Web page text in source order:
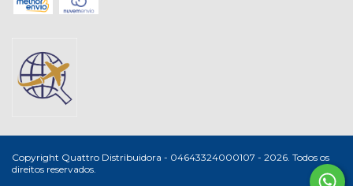
Copyright Quattro Distribuidora - 04643324000107 - 2026. Todos os
direitos reservados.